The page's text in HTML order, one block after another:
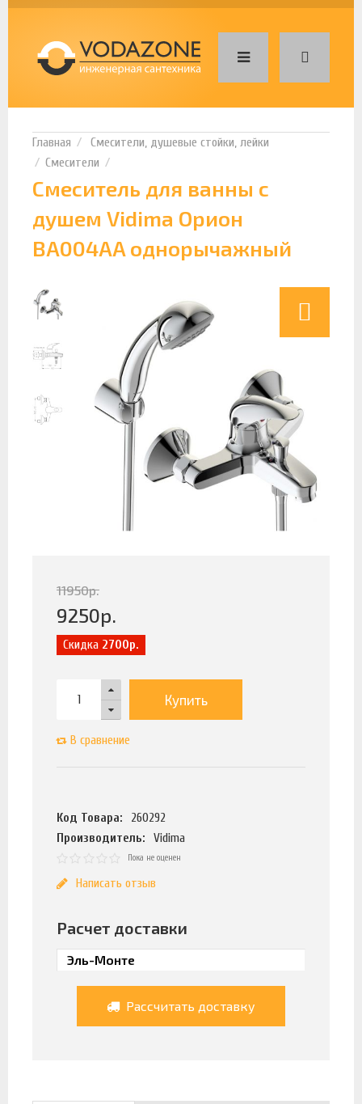
Смесители, душевые стойки, лейки
Смесители
Смеситель для ванны с
душем Vidima Орион
BA004AA однорычажный
11950р.
9250р.
Скидка 2700р.
Купить
В сравнение
Код Товара:
260292
Производитель:
Vidima
Пока не оценен
Написать отзыв
Расчет доставки
Рассчитать доставку